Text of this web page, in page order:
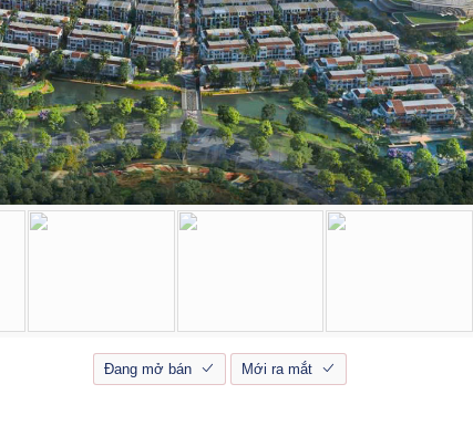
Đang mở bán Mới ra mắt